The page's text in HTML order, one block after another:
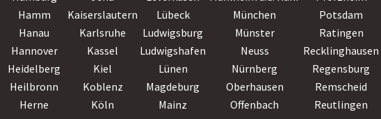
Hamm Kaiserslautern Lübeck München Potsdam
Hanau Karlsruhe Ludwigsburg Münster Ratingen
Hannover Kassel Ludwigshafen Neuss Recklinghausen
Heidelberg Kiel Lünen Nürnberg Regensburg
Heilbronn Koblenz Magdeburg Oberhausen Remscheid
Herne Köln Mainz Offenbach Reutlingen